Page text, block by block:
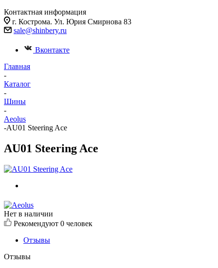
Контактная информация
г. Кострома. Ул. Юрия Смирнова 83
sale@shinbery.ru
Вконтакте
Главная
-
Каталог
-
Шины
-
Aeolus
-AU01 Steering Ace
AU01 Steering Ace
Нет в наличии
Рекомендуют 0 человек
Отзывы
Отзывы